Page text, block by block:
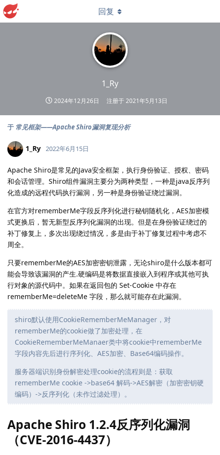
1_Ry
2024年12月26日 注册于2021年5月13日
回复
于 常见框架——Apache Shiro漏洞复现分析
1_Ry 2022年6月15日
Apache Shiro是常见的Java安全框架，执行身份验证、授权、密码
和会话管理。Shiro组件漏洞主要分为两种类型，一种是java反序列
化造成的远程代码执行漏洞，另一种是身份验证绕过漏洞。
在官方对rememberMe字段反序列化进行秘钥随机化，AES加密模
式更换后，暂无新型反序列化漏洞的出现。但是在身份验证绕过的
补丁修复上，多次出现绕过情况，多是由于补丁修复过程中考虑不
周全。
只要rememberMe的AES加密密钥泄露，无论shiro是什么版本都可
能会导致该漏洞的产生.硬编码是将数据直接嵌入到程序或其他可执
行对象的源代码中。如果在返回包的 Set-Cookie 中存在
rememberMe=deleteMe 字段，那么就可能存在此漏洞。
shiro默认使用CookieRememberMeManager，对
rememberMe的cookie做了加密处理，在
CookieRememberMeManaer类中将cookie中rememberMe
字段内容先后进行序列化、AES加密、Base64编码操作。
服务器端识别身份解密处理cookie的流程则是：获取
rememberMe cookie ->base64 解码->AES解密（加密密钥硬
编码）->反序列化（未作过滤处理）。
Apache Shiro 1.2.4反序列化漏洞
（CVE-2016-4437）